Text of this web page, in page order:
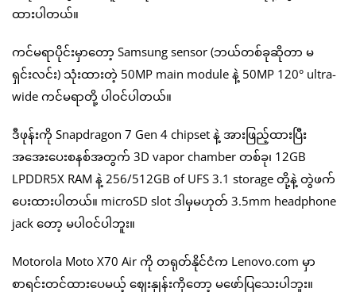
ထားပါတယ်။
ကင်မရာပိုင်းမှာတော့ Samsung sensor (ဘယ်တစ်ခုဆိုတာ မ
ရှင်းလင်း) သုံးထားတဲ့ 50MP main module နဲ့ 50MP 120° ultra-
wide ကင်မရာတို့ ပါဝင်ပါတယ်။
ဒီဖုန်းကို Snapdragon 7 Gen 4 chipset နဲ့ အားဖြည့်ထားပြီး
အအေးပေးစနစ်အတွက် 3D vapor chamber တစ်ခု၊ 12GB
LPDDR5X RAM နဲ့ 256/512GB of UFS 3.1 storage တို့နဲ့ တွဲဖက်
ပေးထားပါတယ်။ microSD slot ဒါမှမဟုတ် 3.5mm headphone
jack တော့ မပါဝင်ပါဘူး။
Motorola Moto X70 Air ကို တရုတ်နိုင်ငံက Lenovo.com မှာ
စာရင်းတင်ထားပေမယ့် ဈေးနှုန်းကိုတော့ မဖော်ပြသေးပါဘူး။